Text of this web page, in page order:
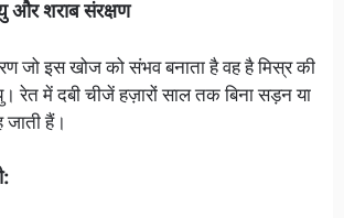
और शराब संरक्षण
जो इस खोज को संभव बनाता है वह है मिस्र की
रेत में दबी चीजें हज़ारों साल तक बिना सड़न या
जाती हैं।